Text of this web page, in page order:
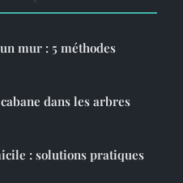
mur : 5 méthodes
dans les arbres
: solutions pratiques